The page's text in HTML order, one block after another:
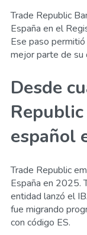
Trade Republic
España en el
Ese paso
mejor parte de su
Desde
español
Trade Republic
España en 2025.
entidad lanzó el
fue migrando
con código ES.